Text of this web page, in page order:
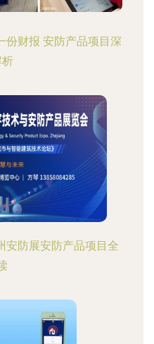
份财报 安防产品项目深
析
安防展安防产品项目全